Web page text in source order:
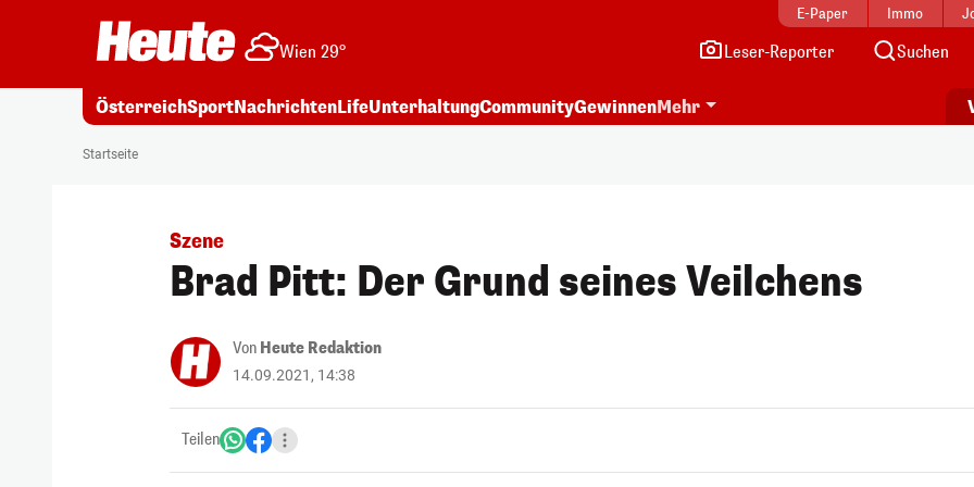
E-Paper Immo
Wien 29° Leser-Reporter Suchen
ÖsterreichSportNachrichtenLifeUnterhaltungCommunityGewinnenMehr
Startseite
Szene
Brad Pitt: Der Grund seines Veilchens
Von Heute Redaktion
14.09.2021, 14:38
Teilen